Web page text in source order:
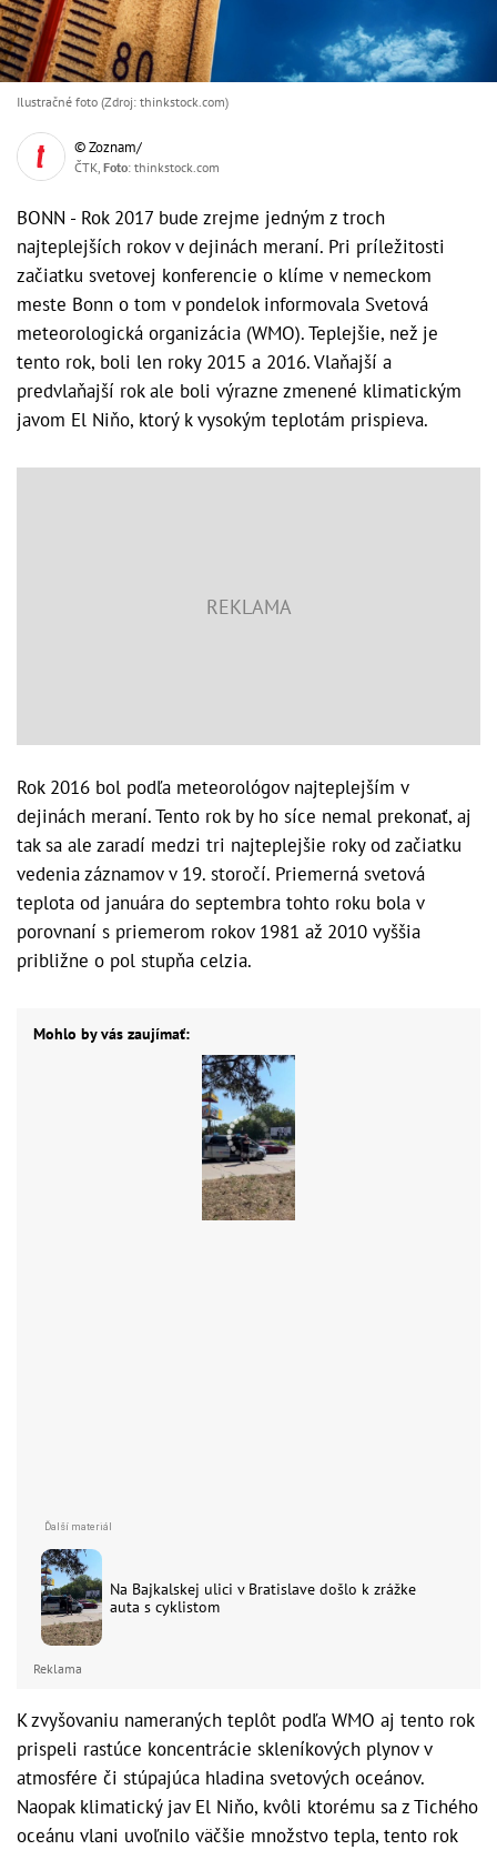
Ilustračné foto (Zdroj: thinkstock.com)
© Zoznam/
ČTK, Foto: thinkstock.com
BONN - Rok 2017 bude zrejme jedným z troch
najteplejších rokov v dejinách meraní. Pri príležitosti
začiatku svetovej konferencie o klíme v nemeckom
meste Bonn o tom v pondelok informovala Svetová
meteorologická organizácia (WMO). Teplejšie, než je
tento rok, boli len roky 2015 a 2016. Vlaňajší a
predvlaňajší rok ale boli výrazne zmenené klimatickým
javom El Niňo, ktorý k vysokým teplotám prispieva.
Rok 2016 bol podľa meteorológov najteplejším v
dejinách meraní. Tento rok by ho síce nemal prekonať, aj
tak sa ale zaradí medzi tri najteplejšie roky od začiatku
vedenia záznamov v 19. storočí. Priemerná svetová
teplota od januára do septembra tohto roku bola v
porovnaní s priemerom rokov 1981 až 2010 vyššia
približne o pol stupňa celzia.
Mohlo by vás zaujímať:
Na Bajkalskej ulici v Bratislave došlo k zrážke
auta s cyklistom
Reklama
K zvyšovaniu nameraných teplôt podľa WMO aj tento rok
prispeli rastúce koncentrácie skleníkových plynov v
atmosfére či stúpajúca hladina svetových oceánov.
Naopak klimatický jav El Niňo, kvôli ktorému sa z Tichého
oceánu vlani uvoľnilo väčšie množstvo tepla, tento rok